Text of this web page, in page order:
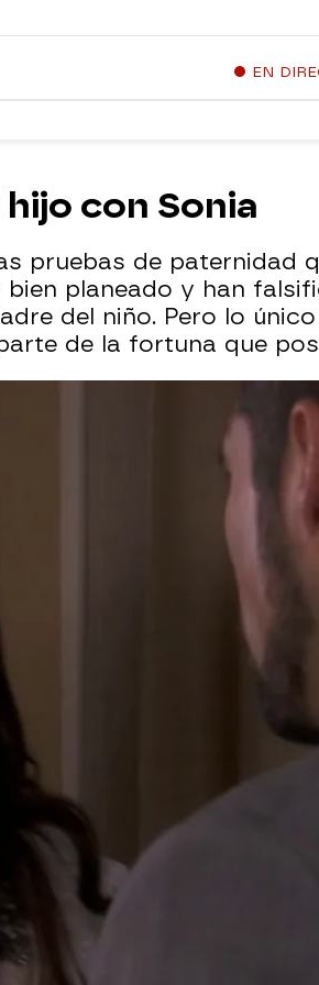
EN
con Sonia
pruebas de paternidad
planeado y han
del niño. Pero lo
de la fortuna que
Fiorella, que en dos
quién es el
en cuanto sabe la
las sabe todas y